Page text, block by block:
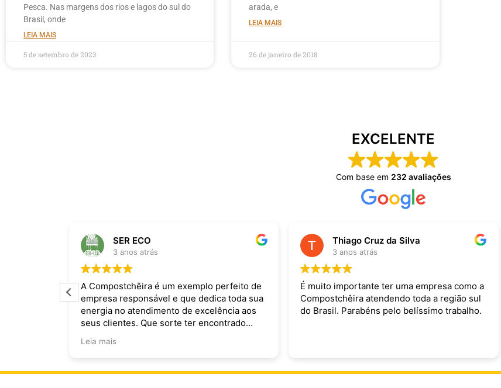
Pesca. Nas margens dos rios e lagos do sul do
Brasil, onde
LEIA MAIS
5 de setembro de 2023
arada, e
LEIA MAIS
26 de janeiro de 2018
EXCELENTE
Com base em 232 avaliações
SER ECO
3 anos atrás
A Compostchêira é um exemplo perfeito de
empresa responsável e que dedica toda sua
energia no atendimento de excelência aos
seus clientes. Que sorte ter encontrado
Leia mais
Thiago Cruz da Silva
3 anos atrás
É muito importante ter uma empresa como a
Compostchêira atendendo toda a região sul
do Brasil. Parabéns pelo belíssimo trabalho.